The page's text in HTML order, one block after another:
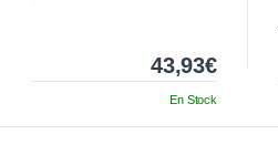
43,93€
En Stock